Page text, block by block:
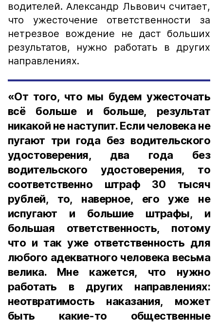
водителей. Александр Львович считает,
что ужесточение ответственности за
нетрезвое вождение не даст больших
результатов, нужно работать в других
направлениях.
«От того, что мы будем ужесточать
всё больше и больше, результат
никакой не наступит. Если человека не
пугают три года без водительского
удостоверения, два года без
водительского удостоверения, то
соответственно штраф 30 тысяч
рублей, то, наверное, его уже не
испугают и большие штрафы, и
большая ответственность, потому
что и так уже ответственность для
любого адекватного человека весьма
велика. Мне кажется, что нужно
работать в других направлениях:
неотвратимость наказания, может
быть какие-то общественные